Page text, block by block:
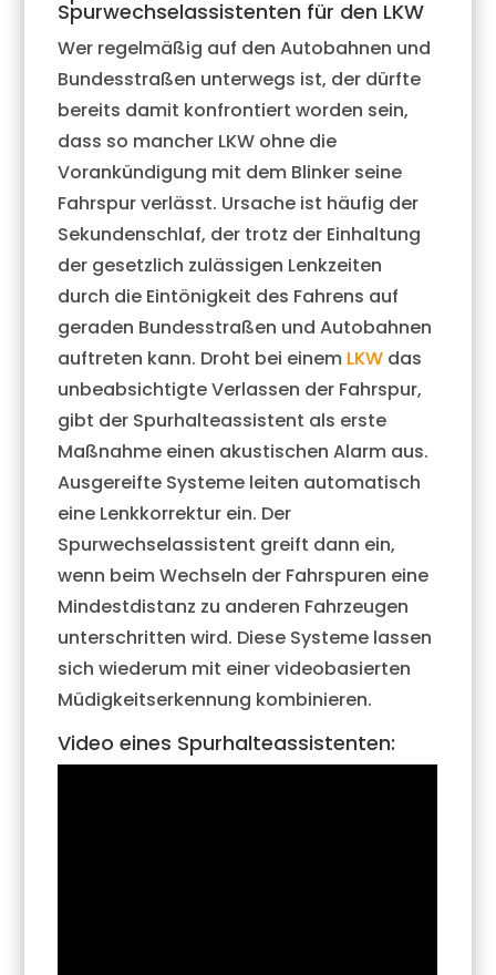
Spurwechselassistenten für den LKW
Wer regelmäßig auf den Autobahnen und
Bundesstraßen unterwegs ist, der dürfte
bereits damit konfrontiert worden sein,
dass so mancher LKW ohne die
Vorankündigung mit dem Blinker seine
Fahrspur verlässt. Ursache ist häufig der
Sekundenschlaf, der trotz der Einhaltung
der gesetzlich zulässigen Lenkzeiten
durch die Eintönigkeit des Fahrens auf
geraden Bundesstraßen und Autobahnen
auftreten kann. Droht bei einem LKW das
unbeabsichtigte Verlassen der Fahrspur,
gibt der Spurhalteassistent als erste
Maßnahme einen akustischen Alarm aus.
Ausgereifte Systeme leiten automatisch
eine Lenkkorrektur ein. Der
Spurwechselassistent greift dann ein,
wenn beim Wechseln der Fahrspuren eine
Mindestdistanz zu anderen Fahrzeugen
unterschritten wird. Diese Systeme lassen
sich wiederum mit einer videobasierten
Müdigkeitserkennung kombinieren.
Video eines Spurhalteassistenten: